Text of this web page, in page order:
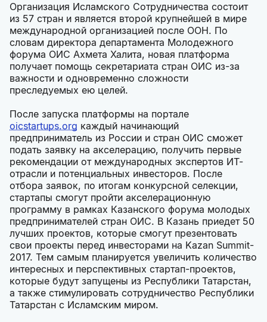
Организация Исламского Сотрудничества состоит
из 57 стран и является второй крупнейшей в мире
международной организацией после ООН. По
словам директора департамента Молодежного
форума ОИС Ахмета Халита, новая платформа
получает помощь секретариата стран ОИС из-за
важности и одновременно сложности
преследуемых ею целей.
После запуска платформы на портале
oicstartups.org каждый начинающий
предприниматель из России и стран ОИС сможет
подать заявку на акселерацию, получить первые
рекомендации от международных экспертов ИТ-
отрасли и потенциальных инвесторов. После
отбора заявок, по итогам конкурсной селекции,
стартапы смогут пройти акселерационную
программу в рамках Казанского форума молодых
предпринимателей стран ОИС. В Казань приедет 50
лучших проектов, которые смогут презентовать
свои проекты перед инвесторами на Kazan Summit-
2017. Тем самым планируется увеличить количество
интересных и перспективных стартап-проектов,
которые будут запущены из Республики Татарстан,
а также стимулировать сотрудничество Республики
Татарстан с Исламским миром.